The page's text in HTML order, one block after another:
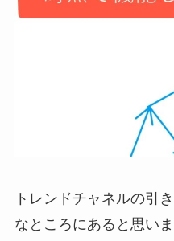
トレンドチャネルの引
なところにあると思い